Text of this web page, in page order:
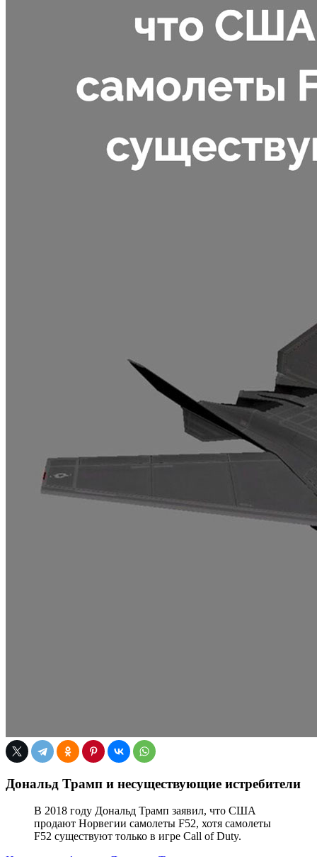
Дональд Трамп и несуществующие истребители
В 2018 году Дональд Трамп заявил, что США
продают Норвегии самолеты F52, хотя самолеты
F52 существуют только в игре Call of Duty.